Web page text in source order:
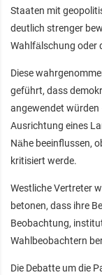
Staaten mit
deutlich strenger
Wahlfälschung oder
Diese
geführt, dass
angewendet
Ausrichtung eines
Nähe beeinflussen,
kritisiert werde.
Westliche Vertreter
betonen, dass ihre
Beobachtung,
Wahlbeobachtern
Die Debatte um die